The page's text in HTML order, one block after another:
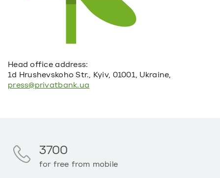
Head office address:
1d Hrushevskoho Str., Kyiv, 01001, Ukraine,
press@privatbank.ua
3700
for free from mobile